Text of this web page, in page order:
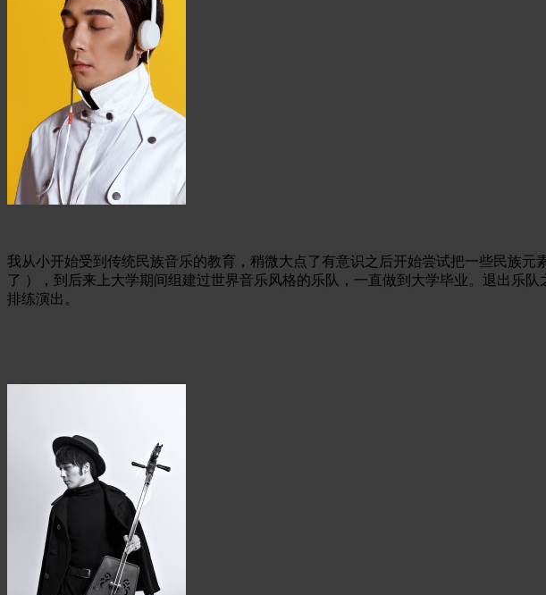
我从小开始受到传统民族音乐的教育，稍微大点了有意识之后开始尝试把一些民族
了 ），到后来上大学期间组建过世界音乐风格的乐队，一直做到大学毕业。退出乐
排练演出。